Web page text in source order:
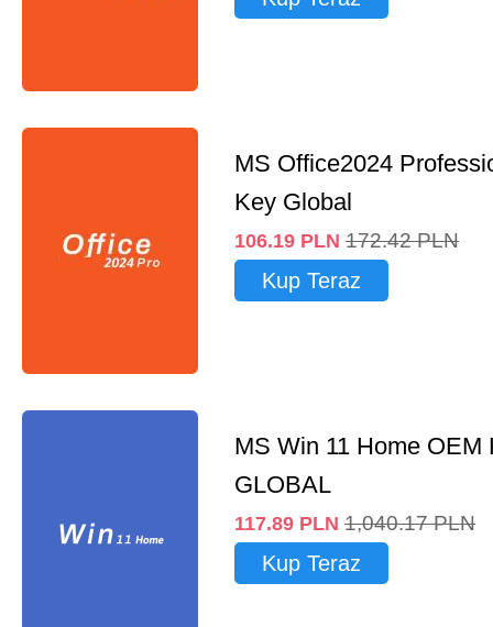
MS Office2024
Key Global
106.19 PLN 172.42 PLN
Kup Teraz
MS Win 11 Home OEM
GLOBAL
117.89 PLN 1,040.17 PLN
Kup Teraz